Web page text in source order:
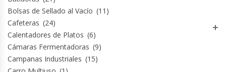
Hornos A Piso Y Pizzeros
Hornos Cocción Acelerada
Hornos Eléctricos
Bolsas de Sellado al Vacío (11)
Cafeteras (24)
Calentadores de Platos (6)
Cámaras Fermentadoras (9)
Campanas Industriales (15)